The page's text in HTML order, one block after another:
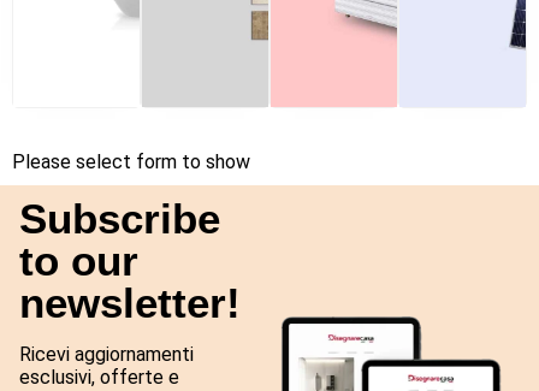
Please select form to show
Subscribe
to our
newsletter!
Ricevi aggiornamenti
esclusivi, offerte e